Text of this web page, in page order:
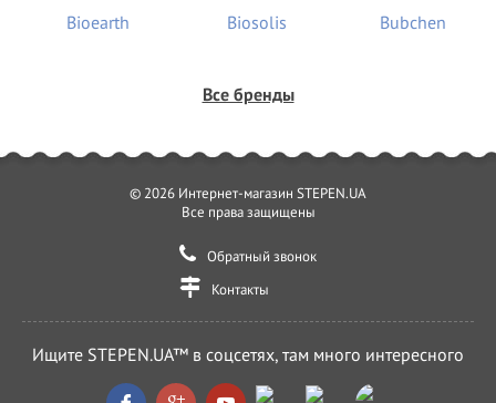
Все бренды
© 2026 Интернет-магазин STEPEN.UA
Все права защищены
Обратный звонок
Контакты
Ищите STEPEN.UA™ в соцсетях, там много интересного